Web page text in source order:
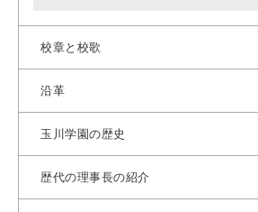
校章と校歌
沿革
玉川学園の歴史
歴代の理事長の紹介